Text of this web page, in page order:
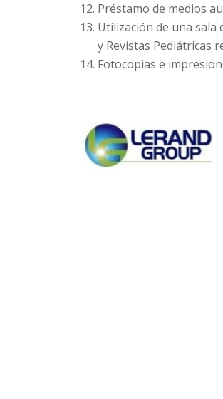
Préstamo de medios
Utilización de una sala
y Revistas Pediátricas
Fotocopias e